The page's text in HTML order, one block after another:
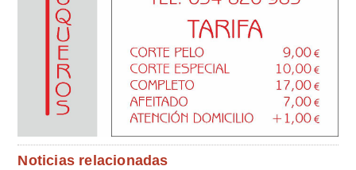
Noticias relacionadas